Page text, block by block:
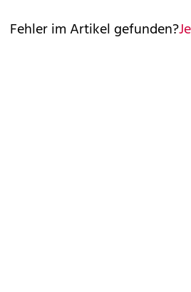
Fehler im Artikel gefunden?